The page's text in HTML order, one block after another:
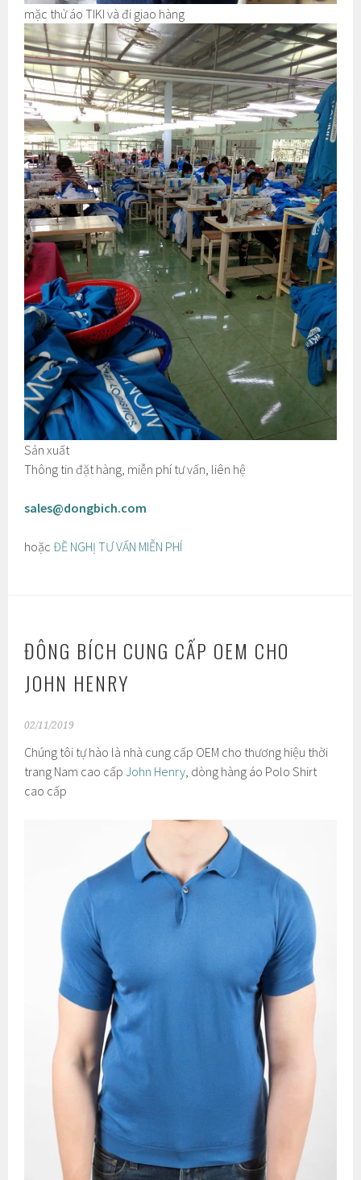
mặc thử áo TIKI và đi giao hàng
Sản xuất
Thông tin đặt hàng, miễn phí tư vấn, liên hệ
sales@dongbich.com
hoặcĐỀ NGHỊ TƯ VẤN MIỄN PHÍ
ĐÔNG BÍCH CUNG CẤP OEM CHO
JOHN HENRY
02/11/2019
Chúng tôi tự hào là nhà cung cấp OEM cho thương hiệu thời
trang Nam cao cấp John Henry , dòng hàng áo Polo Shirt
cao cấp